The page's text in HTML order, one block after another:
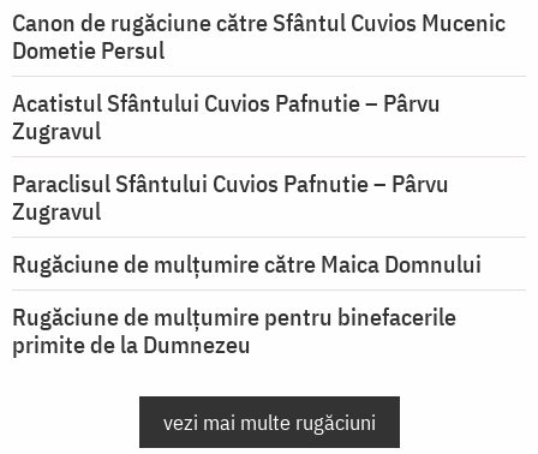
Canon de rugăciune către Sfântul Cuvios Mucenic
Dometie Persul
Acatistul Sfântului Cuvios Pafnutie – Pârvu
Zugravul
Paraclisul Sfântului Cuvios Pafnutie – Pârvu
Zugravul
Rugăciune de mulţumire către Maica Domnului
Rugăciune de mulțumire pentru binefacerile
primite de la Dumnezeu
vezi mai multe rugăciuni